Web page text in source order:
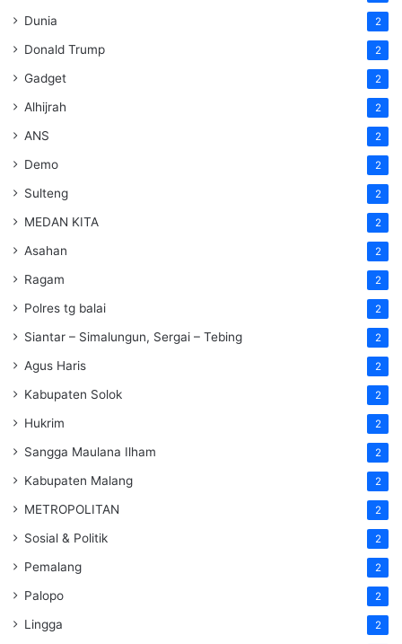
Dunia 2
Donald Trump 2
Gadget 2
Alhijrah 2
ANS 2
Demo 2
Sulteng 2
MEDAN KITA 2
Asahan 2
Ragam 2
Polres tg balai 2
Siantar – Simalungun, Sergai – Tebing 2
Agus Haris 2
Kabupaten Solok 2
Hukrim 2
Sangga Maulana Ilham 2
Kabupaten Malang 2
METROPOLITAN 2
Sosial & Politik 2
Pemalang 2
Palopo 2
Lingga 2